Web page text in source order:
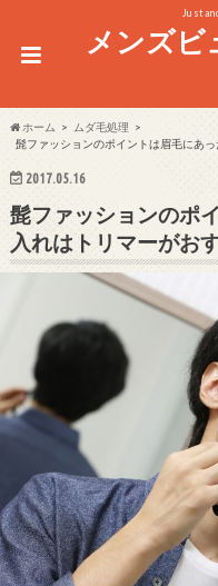
Just
メンズビ
ホーム
ムダ毛処理
髭ファッションのポイントは眉毛にあ
2017.05.16
髭ファッションのポ
入れはトリマーがお